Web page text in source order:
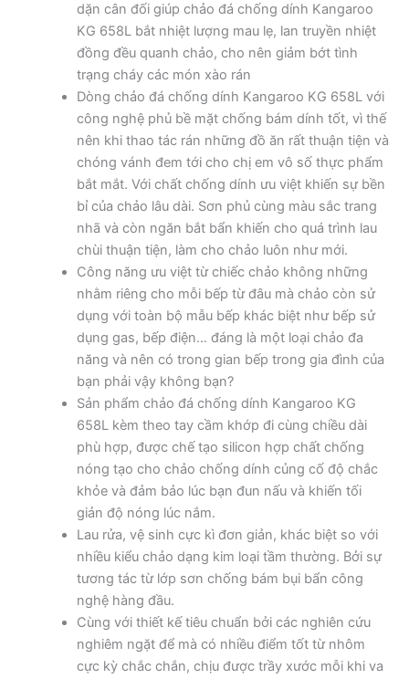
dặn cân đối giúp chảo đá chống dính Kangaroo
KG 658L bắt nhiệt lượng mau lẹ, lan truyền nhiệt
đồng đều quanh chảo, cho nên giảm bớt tình
trạng cháy các món xào rán
Dòng chảo đá chống dính Kangaroo KG 658L với
công nghệ phủ bề mặt chống bám dính tốt, vì thế
nên khi thao tác rán những đồ ăn rất thuận tiện và
chóng vánh đem tới cho chị em vô số thực phẩm
bắt mắt. Với chất chống dính ưu việt khiến sự bền
bỉ của chảo lâu dài. Sơn phủ cùng màu sắc trang
nhã và còn ngăn bắt bẩn khiến cho quá trình lau
chùi thuận tiện, làm cho chảo luôn như mới.
Công năng ưu việt từ chiếc chảo không những
nhằm riêng cho mỗi bếp từ đâu mà chảo còn sử
dụng với toàn bộ mẫu bếp khác biệt như bếp sử
dụng gas, bếp điện… đáng là một loại chảo đa
năng và nên có trong gian bếp trong gia đình của
bạn phải vậy không bạn?
Sản phẩm chảo đá chống dính Kangaroo KG
658L kèm theo tay cầm khớp đi cùng chiều dài
phù hợp, được chế tạo silicon hợp chất chống
nóng tạo cho chảo chống dính củng cố độ chắc
khỏe và đảm bảo lúc bạn đun nấu và khiến tối
giản độ nóng lúc nắm.
Lau rửa, vệ sinh cực kì đơn giản, khác biệt so với
nhiều kiểu chảo dạng kim loại tầm thường. Bởi sự
tương tác từ lớp sơn chống bám bụi bẩn công
nghệ hàng đầu.
Cùng với thiết kế tiêu chuẩn bởi các nghiên cứu
nghiêm ngặt để mà có nhiều điểm tốt từ nhôm
cực kỳ chắc chắn, chịu được trầy xước mỗi khi va